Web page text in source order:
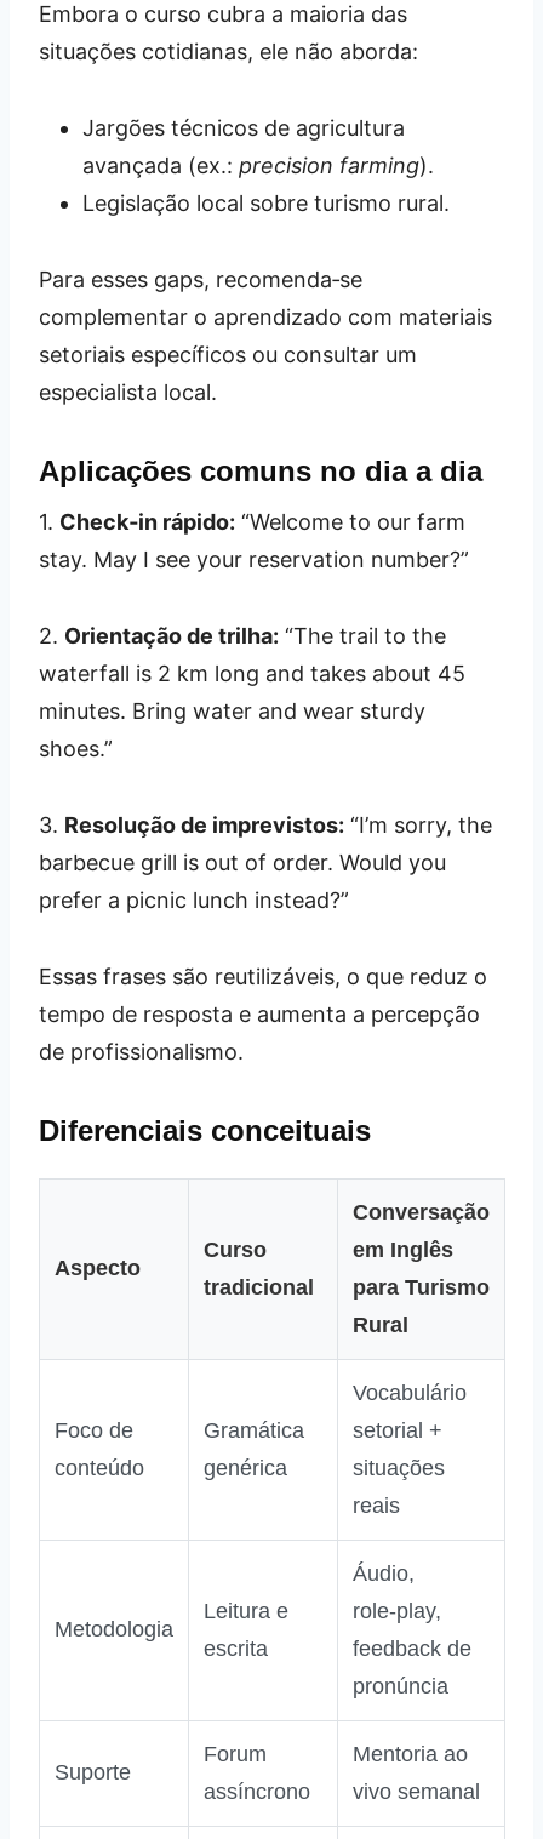
Embora o curso cubra a maioria das
situações cotidianas, ele não aborda:
Jargões técnicos de agricultura
avançada (ex.: precision farming).
Legislação local sobre turismo rural.
Para esses gaps, recomenda‑se
complementar o aprendizado com materiais
setoriais específicos ou consultar um
especialista local.
Aplicações comuns no dia a dia
1. Check‑in rápido: “Welcome to our farm
stay. May I see your reservation number?”
2. Orientação de trilha: “The trail to the
waterfall is 2 km long and takes about 45
minutes. Bring water and wear sturdy
shoes.”
3. Resolução de imprevistos: “I’m sorry, the
barbecue grill is out of order. Would you
prefer a picnic lunch instead?”
Essas frases são reutilizáveis, o que reduz o
tempo de resposta e aumenta a percepção
de profissionalismo.
Diferenciais conceituais
Aspecto
Curso
tradicional
Conversação
em Inglês
para Turismo
Rural
Foco de
conteúdo
Gramática
genérica
Vocabulário
setorial +
situações
reais
Metodologia
Leitura e
escrita
Áudio,
role‑play,
feedback de
pronúncia
Suporte
Forum
assíncrono
Mentoria ao
vivo semanal